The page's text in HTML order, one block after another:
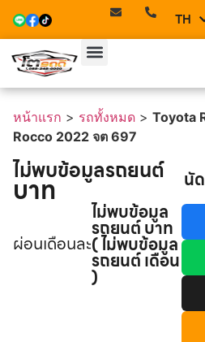
TH
EN
หน้าแรก > รถทั้งหมด > Toyota
Rocco 2022 จต 697
ไม่พบข้อมูลรถยนต์
บาท
ผ่อนเดือนละ
ไม่พบข้อมูล
รถยนต์ บาท
( ไม่พบข้อมูล
รถยนต์ เดือน
)
นั